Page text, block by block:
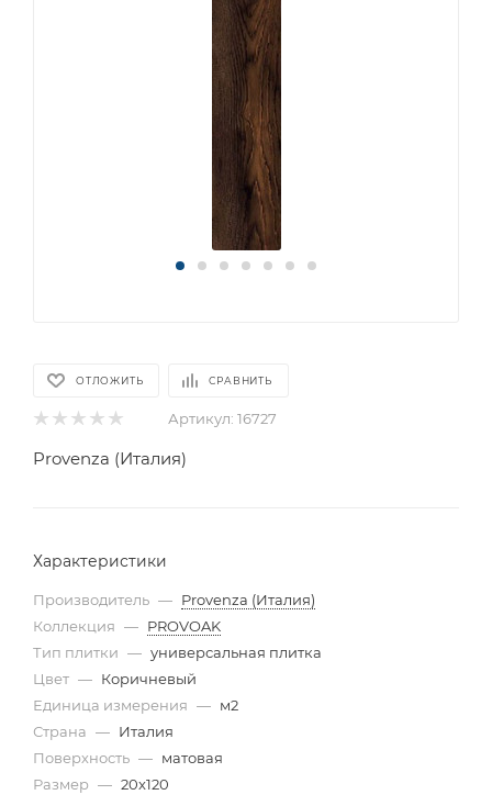
ОТЛОЖИТЬ СРАВНИТЬ
Артикул: 16727
Provenza (Италия)
Характеристики
Производитель — Provenza (Италия)
Коллекция — PROVOAK
Тип плитки — универсальная плитка
Цвет — Коричневый
Единица измерения — м2
Страна — Италия
Поверхность — матовая
Размер — 20x120